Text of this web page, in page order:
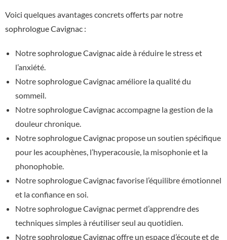
Voici quelques avantages concrets offerts par notre
sophrologue Cavignac :
Notresophrologue Cavignacaide à réduire le stress et
l’anxiété.
Notresophrologue Cavignacaméliore la qualité du
sommeil.
Notresophrologue Cavignacaccompagne la gestion de la
douleur chronique.
Notresophrologue Cavignac propose un soutien spécifique
pour les acouphènes, l’hyperacousie, la misophonie et la
phonophobie.
Notresophrologue Cavignacfavorise l’équilibre émotionnel
et la confiance en soi.
Notresophrologue Cavignac permet d’apprendre des
techniques simples à réutiliser seul au quotidien.
Notresophrologue Cavignacoffre un espace d’écoute et de